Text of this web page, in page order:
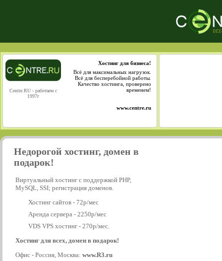
Centre.RU - работаем с
1997г
Хостинг для бизнеса!
Всё для максимальных нагрузок.
Всё для бесперебойной работы.
Качество хостинга, проверено
временем!
www.centre.ru
Недорогой хостинг, домен в
подарок!
Виртуальный хостинг с поддержкой PHP,
MySQL, SSI; регистрация доменов.
Хостинг сайтов - 72р/мес
Аренда сервера - 2250р/мес
VDS VPS хостинг - 270р/мес.
Хостинг для всех, домен в подарок!
Офис - Россия, Москва: www.R3.ru